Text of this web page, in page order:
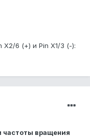
6 (+) и Pin X1/3 (-):
частоты вращения